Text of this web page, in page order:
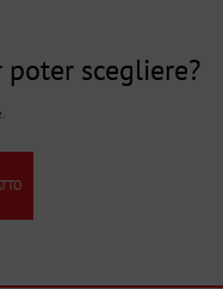
scegliere?